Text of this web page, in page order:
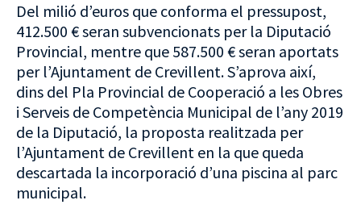
Del milió d’euros que conforma el pressupost,
412.500 € seran subvencionats per la Diputació
Provincial, mentre que 587.500 € seran aportats
per l’Ajuntament de Crevillent. S’aprova així,
dins del Pla Provincial de Cooperació a les Obres
i Serveis de Competència Municipal de l’any 2019
de la Diputació, la proposta realitzada per
l’Ajuntament de Crevillent en la que queda
descartada la incorporació d’una piscina al parc
municipal.